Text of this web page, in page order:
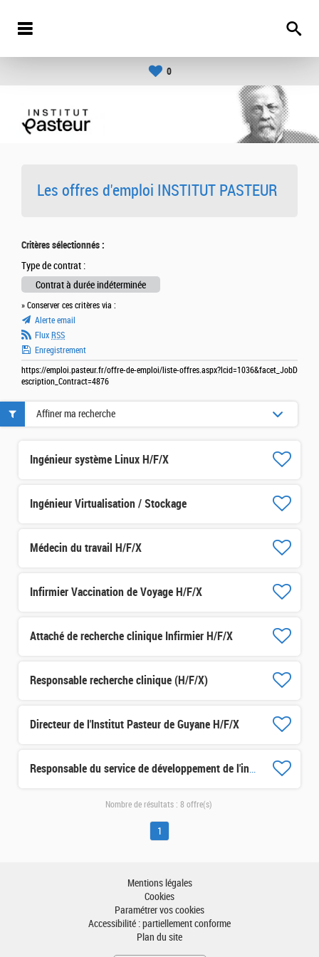
0
Les offres d'emploi INSTITUT PASTEUR
Critères sélectionnés :
Type de contrat :
Contrat à durée indéterminée
» Conserver ces critères via :
Alerte email
Flux RSS
Enregistrement
https://emploi.pasteur.fr/offre-de-emploi/liste-offres.aspx?lcid=1036&facet_JobD
escription_Contract=4876
Ingénieur système Linux H/F/X
Ingénieur Virtualisation / Stockage
Médecin du travail H/F/X
Infirmier Vaccination de Voyage H/F/X
Attaché de recherche clinique Infirmier H/F/X
Responsable recherche clinique (H/F/X)
Directeur de l'Institut Pasteur de Guyane H/F/X
Responsable du service de développement de l'innovation H/F/X
Affiner ma recherche
Nombre de résultats : 8 offre(s)
1
Mentions légales
Cookies
Paramétrer vos cookies
Accessibilité : partiellement conforme
Plan du site